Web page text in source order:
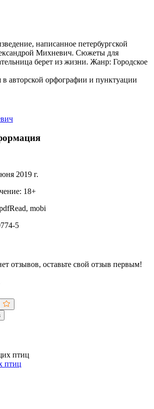
написанное петербургской
Михневич. Сюжеты для
берет из жизни. Жанр: Городское
в авторской орфографии и пунктуации
2019 г.
18+
mobi
5
отзывов, оставьте свой отзыв первым!
птиц